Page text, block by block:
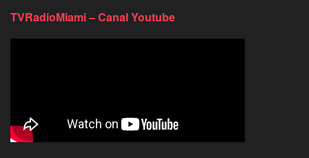
TVRadioMiami – Canal Youtube